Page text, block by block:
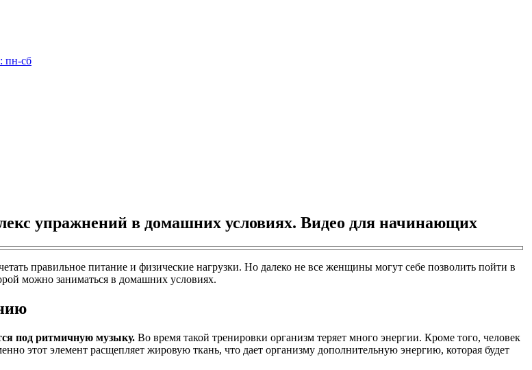
пн-сб
упражнений в домашних условиях. Видео для начинающих
правильное питание и физические нагрузки. Но далеко не все женщины могут себе позволить пойти в
можно заниматься в домашних условиях.
под ритмичную музыку. Во время такой тренировки организм теряет много энергии. Кроме того, человек
этот элемент расщепляет жировую ткань, что дает организму дополнительную энергию, которая будет